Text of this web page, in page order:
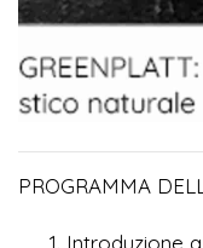
PROGRAMMA
Introduzione